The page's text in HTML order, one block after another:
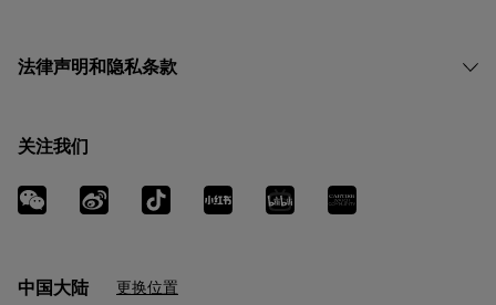
法律声明和隐私条款
关注我们
中国大陆 更换位置